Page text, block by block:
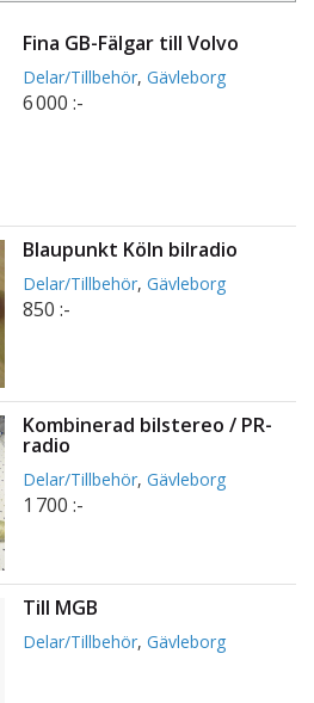
Fina GB-Fälgar till Volvo
Delar/Tillbehör,Gävleborg
6 000 :-
Blaupunkt Köln bilradio
Delar/Tillbehör,Gävleborg
850 :-
Kombinerad bilstereo / PR-
radio
Delar/Tillbehör,Gävleborg
1 700 :-
Till MGB
Delar/Tillbehör,Gävleborg